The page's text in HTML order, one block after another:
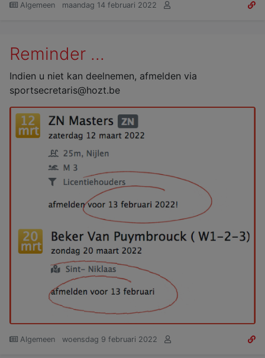
Algemeen maandag 14 februari 2022
Reminder ...
Indien u niet kan deelnemen, afmelden via
sportsecretaris@hozt.be
Algemeen woensdag 9 februari 2022